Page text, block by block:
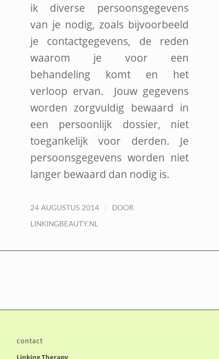
ik diverse persoonsgegevens
van je nodig, zoals bijvoorbeeld
je contactgegevens, de reden
waarom je voor een
behandeling komt en het
verloop ervan. Jouw gegevens
worden zorgvuldig bewaard in
een persoonlijk dossier, niet
toegankelijk voor derden. Je
persoonsgegevens worden niet
langer bewaard dan nodig is.
24 AUGUSTUS 2014 / DOOR
LINKINGBEAUTY.NL
contact
Linking Therapy